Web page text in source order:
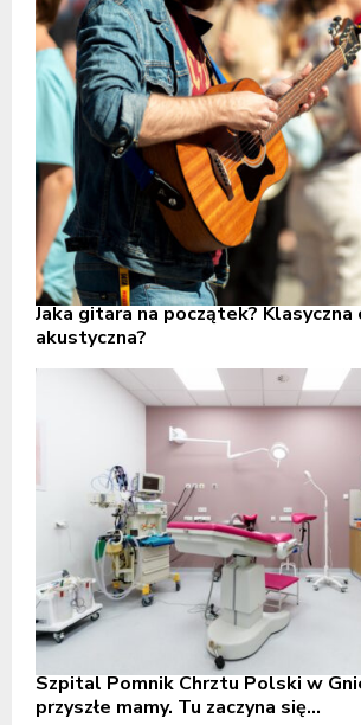
Jaka gitara na początek? Klasyczna
akustyczna?
Szpital Pomnik Chrztu Polski w
przyszłe mamy. Tu zaczyna się...